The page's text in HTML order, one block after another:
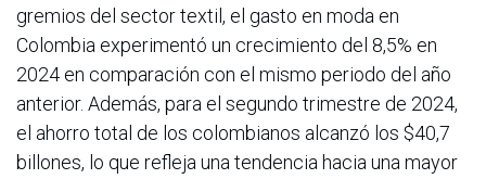
gremios del sector textil, el gasto en moda en
Colombia experimentó un crecimiento del 8,5% en
2024 en comparación con el mismo periodo del año
anterior. Además, para el segundo trimestre de 2024,
el ahorro total de los colombianos alcanzó los $40,7
billones, lo que refleja una tendencia hacia una mayor